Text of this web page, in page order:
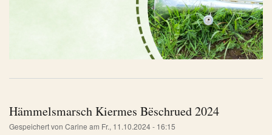
Hämmelsmarsch Kiermes Bëschrued 2024
Gespeichert von Carine am Fr., 11.10.2024 - 16:15